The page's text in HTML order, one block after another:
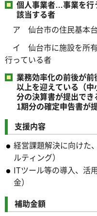
個人事業者…事業を行
該当する者
ア 仙台市の住民基本
イ 仙台市に施設を所
行っている者
業務効率化の前後が
以上を迎えている（
分の決算書が提出で
1期分の確定申告書が
支援内容
経営課題解決に向けた
ルティング）
ITツール等の導入、活
金）
補助金額